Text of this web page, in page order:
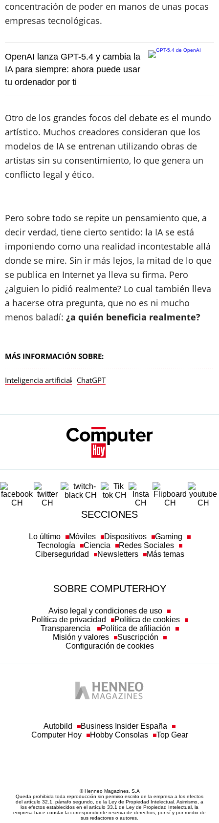
concentración de poder en manos de unas pocas
empresas tecnológicas.
OpenAI lanza GPT-5.4 y cambia la
IA para siempre: ahora puede usar
tu ordenador por ti
Otro de los grandes focos del debate es el mundo
artístico. Muchos creadores consideran que los
modelos de IA se entrenan utilizando obras de
artistas sin su consentimiento, lo que genera un
conflicto legal y ético.
Pero sobre todo se repite un pensamiento que, a
decir verdad, tiene cierto sentido: la IA se está
imponiendo como una realidad incontestable allá
donde se mire. Sin ir más lejos, la mitad de lo que
se publica en Internet ya lleva su firma. Pero
¿alguien lo pidió realmente? Lo cual también lleva
a hacerse otra pregunta, que no es ni mucho
menos baladí: ¿a quién beneficia realmente?
MÁS INFORMACIÓN SOBRE:
Inteligencia artificial ChatGPT
SECCIONES
Lo último Móviles Dispositivos
Gaming
Tecnología
Ciencia
Redes Sociales
Ciberseguridad
Newsletters Más temas
SOBRE COMPUTERHOY
Aviso legal y condiciones de uso
Política de privacidad
Política de cookies
Transparencia
Política de afiliación
Misión y valores
Suscripción
Configuración de cookies
Autobild
Business Insider España
Computer Hoy
Hobby Consolas Top Gear
© Henneo Magazines, S.A
Queda prohibida toda reproducción sin permiso escrito de la empresa a los efectos
del artículo 32.1, párrafo segundo, de la Ley de Propiedad Intelectual. Asimismo, a
los efectos establecidos en el artículo 33.1 de Ley de Propiedad Intelectual, la
empresa hace constar la correspondiente reserva de derechos, por sí y por medio de
sus redactores o autores.